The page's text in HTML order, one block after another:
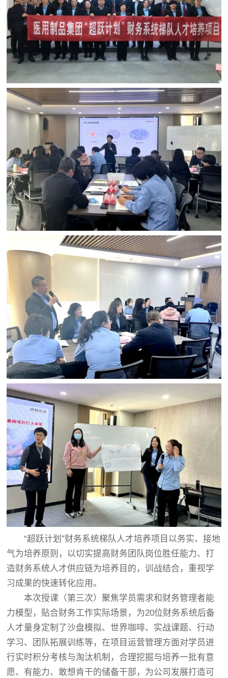
“超跃计划”财务系统梯队人才培养项目以务实、接地
气为培养原则，以切实提高财务团队岗位胜任能力、打
造财务系统人才供应链为培养目的，训战结合，重视学
习成果的快速转化应用。
本次授课（第三次）聚焦学员需求和财务管理者能
力模型，贴合财务工作实际场景，为20位财务系统后备
人才量身定制了沙盘模拟、世界咖啡、实战课题、行动
学习、团队拓展训练等，在项目运营管理方面对学员进
行实时积分考核与淘汰机制，合理挖掘与培养一批有意
愿、有能力、敢想肯干的储备干部，为公司发展打造可